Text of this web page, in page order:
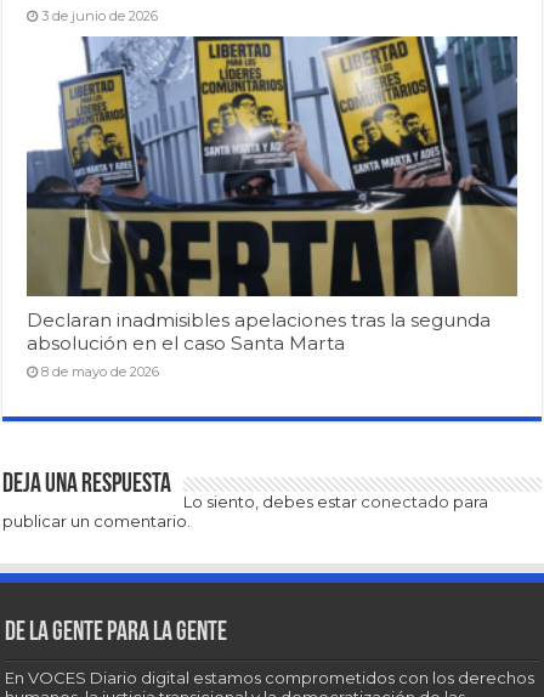
3 de junio de 2026
Declaran inadmisibles apelaciones tras la segunda
absolución en el caso Santa Marta
8 de mayo de 2026
Deja una respuesta
Lo siento, debes estar conectado para
publicar un comentario.
De la gente para la gente
En VOCES Diario digital estamos comprometidos con los derechos